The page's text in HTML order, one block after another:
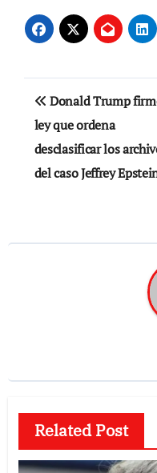
de
entradas
Donald Trump
ley que ordena
desclasificar los
del caso Jeffrey
Related Post